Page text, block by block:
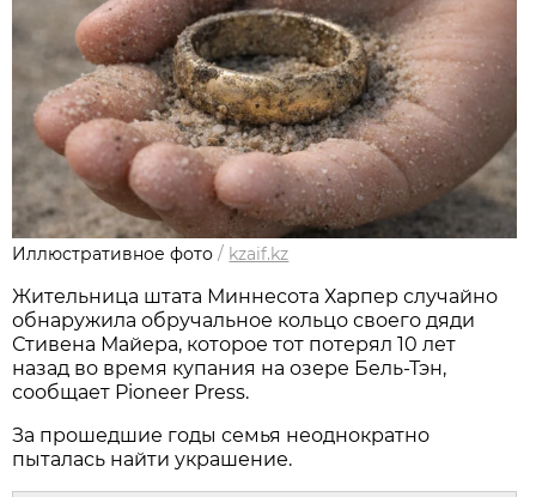
Иллюстративное фото / kzaif.kz
Жительница штата Миннесота Харпер случайно
обнаружила обручальное кольцо своего дяди
Стивена Майера, которое тот потерял 10 лет
назад во время купания на озере Бель-Тэн,
сообщает Pioneer Press.
За прошедшие годы семья неоднократно
пыталась найти украшение.